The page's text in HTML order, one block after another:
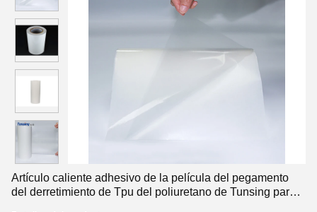
Artículo caliente adhesivo de la película del pegamento
del derretimiento de Tpu del poliuretano de Tunsing para